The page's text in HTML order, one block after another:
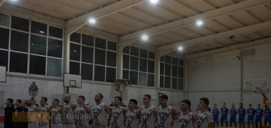
КОШАРКА ДОМАШНА